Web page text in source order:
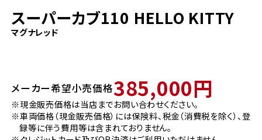
ラインアップ
レンタルバイク
洋用品
スーパーカブ110 HELLO KITTY
マグナレッド
メーカー希望小売価格385,000円
※現金販売価格は当店までお問い合わせください。
※車両価格（現金販売価格）には保険料、税金（消費税を除く）、登
録等に伴う費用等は含まれておりません。
岩手県
宮城県
ホンダドリーム 仙台泉
東京都
ホンダドリーム 西東京
ホンダドリーム 練馬
愛知県
ホンダドリーム 名古屋南
ホンダドリーム 小牧
大阪府
ホンダドリーム 箕面
ホンダドリーム 藤井寺
岡山県
広島県
ホンダドリーム 広島
福岡県
ホンダドリーム 福岡東
ホンダドリーム 久留米